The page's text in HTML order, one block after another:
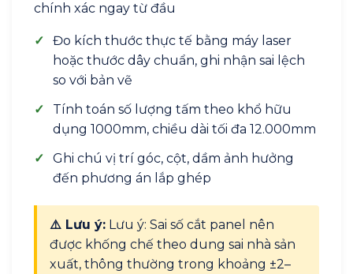
chính xác ngay từ đầu
✓
Đo kích thước thực tế bằng máy laser
hoặc thước dây chuẩn, ghi nhận sai lệch
so với bản vẽ
✓
Tính toán số lượng tấm theo khổ hữu
dụng 1000mm, chiều dài tối đa 12.000mm
✓
Ghi chú vị trí góc, cột, dầm ảnh hưởng
đến phương án lắp ghép
⚠️ Lưu ý: Lưu ý: Sai số cắt panel nên
được khống chế theo dung sai nhà sản
xuất, thông thường trong khoảng ±2–